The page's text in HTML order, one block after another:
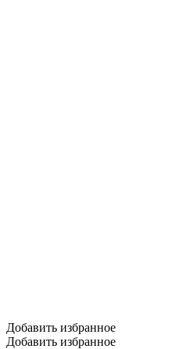
Добавить избранное
Добавить избранное